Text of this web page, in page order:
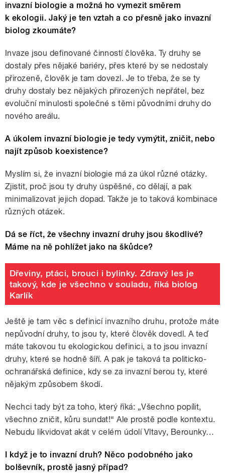
invazní biologie a možná ho vymezit směrem
k ekologii. Jaký je ten vztah a co přesně jako invazní
biolog zkoumáte?
Invaze jsou definované činností člověka. Ty druhy se
dostaly přes nějaké bariéry, přes které by se nedostaly
přirozeně, člověk je tam dovezl. Je to třeba, že se ty
druhy dostaly bez nějakých přirozených nepřátel, bez
evoluční minulosti společné s těmi původními druhy do
nového areálu.
A úkolem invazní biologie je tedy vymýtit, zničit, nebo
najít způsob koexistence?
Myslím si, že invazní biologie má za úkol různé otázky.
Zjistit, proč jsou ty druhy úspěšné, co dělají, a pak
minimalizovat jejich dopad. Takže je to taková kombinace
různých otázek.
Dá se říct, že všechny invazní druhy jsou škodlivé?
Máme na ně pohlížet jako na škůdce?
Dřeviny, ptáci, brouci i bylinky. Zdravý les je
takový, kde je všechno v souladu, říká biolog
Karlík
Ještě je tam věc s definicí invazního druhu, protože máte
nepůvodní druhy, to jsou ty, které člověk dovedl. A teď
máte takovou tu ekologickou definici, a to jsou invazní
druhy, které se hodně šíří. A pak je taková ta politicko-
ochranářská definice, kdy se za invazní berou ty, které
nějakým způsobem škodí.
Nechci tady být za toho, který říká: „Všechno popílit,
všechno zničit, kůru sundat!“ Ale prostě podle kontextu.
Nebudu likvidovat akát v celém údolí Vltavy, Berounky…
I když je to invazní druh? Něco podobného jako
bolševník, prostě jasný případ?